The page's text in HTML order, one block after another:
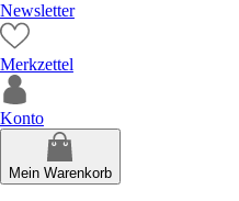
Newsletter
Merkzettel
Konto
Mein Warenkorb